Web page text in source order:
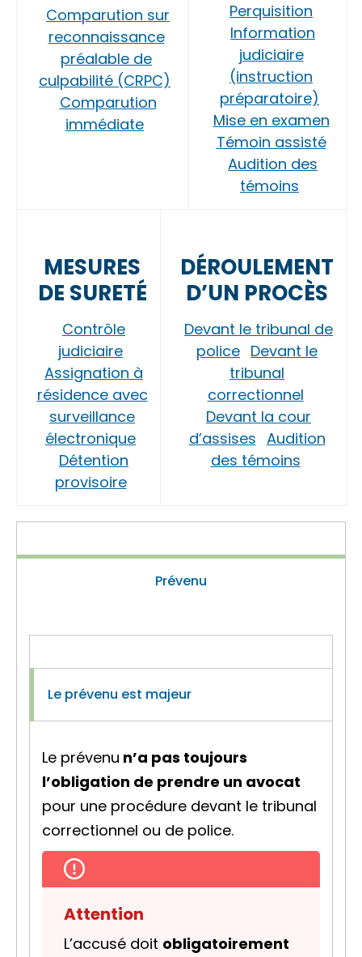
Comparution sur
reconnaissance
préalable de
culpabilité (CRPC)
Comparution
immédiate
Perquisition
Information
judiciaire
(instruction
préparatoire)
Mise en examen
Témoin assisté
Audition des
témoins
MESURES
DE SURETÉ
Contrôle
judiciaire
Assignation à
résidence avec
surveillance
électronique
Détention
provisoire
DÉROULEMENT
D’UN PROCÈS
Devant le tribunal de
police Devant le
tribunal
correctionnel
Devant la cour
d’assises Audition
des témoins
Prévenu
Le prévenu est majeur
Le prévenu n’a pas toujours
l’obligation de prendre un avocat
pour une procédure devant le tribunal
correctionnel ou de police.
Attention
L’accusé doit obligatoirement